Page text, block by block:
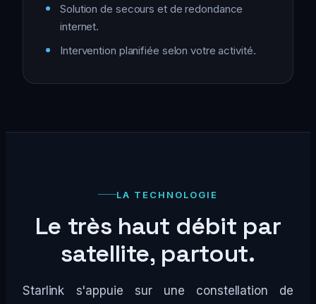
Solution de secours et de redondance
internet.
Intervention planifiée selon votre activité.
LA TECHNOLOGIE
Le très haut débit par
satellite, partout.
Starlink s'appuie sur une constellation de